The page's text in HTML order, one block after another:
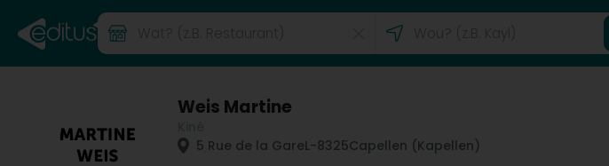
Weis Martine
5 Rue de la GareL-8325Capellen (Kapellen)